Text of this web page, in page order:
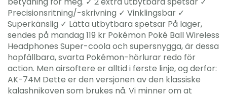
Precisionsritning/-skrivning ✓ Vinklingsbar ✓
Superkänslig ✓ Lätta utbytbara spetsar På lager,
sendes på mandag 119 kr Pokémon Poké Ball Wireless
Headphones Super-coola och supersnygga, är dessa
hopfällbara, svarta Pokémon-hörlurar redo för
action. Men airsoftere er alltid i første linje, og derfor:
AK-74M Dette er den versjonen av den klassiske
kalashnikoven som brukes nå. Vi minner om at